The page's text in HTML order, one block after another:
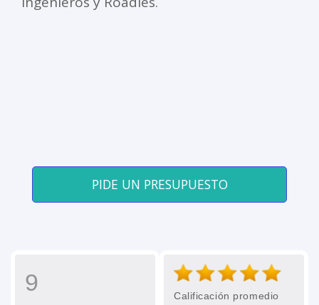
PIDE UN PRESUPUESTO
9
Calificación promedio